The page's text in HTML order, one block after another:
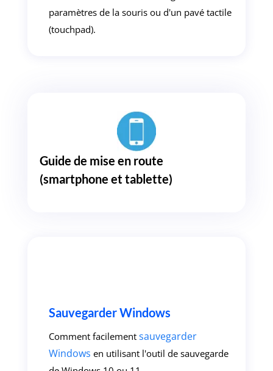
paramètres de la souris ou d'un pavé tactile
(touchpad).
Guide de mise en route
(smartphone et tablette)
Sauvegarder Windows
Comment facilement sauvegarder
Windows en utilisant l'outil de sauvegarde